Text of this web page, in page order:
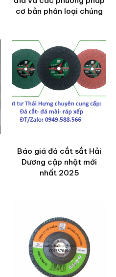
cơ bản phân loại chúng
Báo giá đá cắt sắt Hải
Dương cập nhật mới
nhất 2025